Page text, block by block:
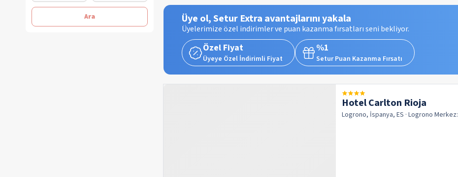
Ara Üye ol, Setur Extra avantajlarını yakala
Üyelerimize özel indirimler ve puan kazanma fırsatları seni bekliyor.
Özel Fiyat
Üyeye Özel İndirimli Fiyat
%1
Setur Puan Kazanma Fırsatı
Hotel Carlton Rioja
Logrono, İspanya, ES · Logrono Merkez: